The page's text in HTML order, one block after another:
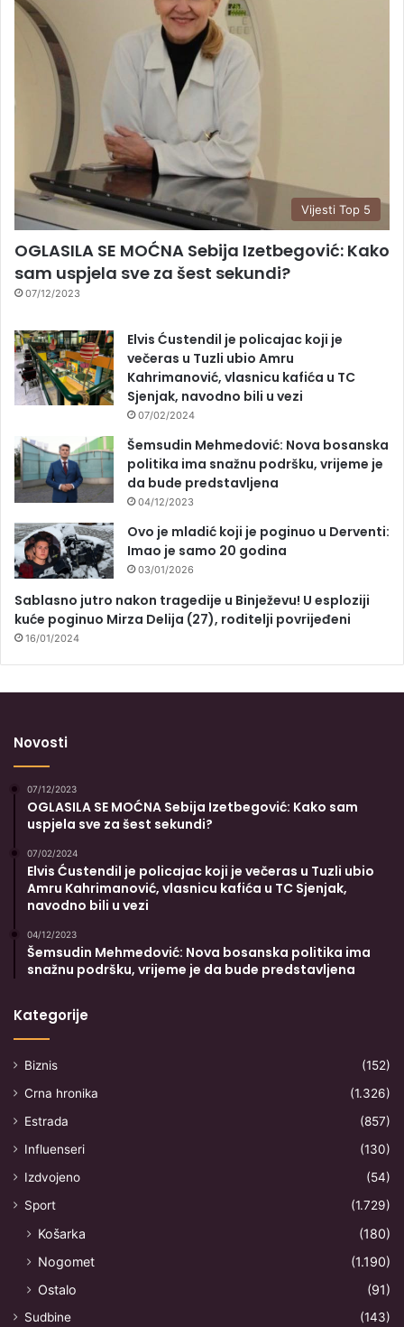
Vijesti Top 5
OGLASILA SE MOĆNA Sebija Izetbegović: Kako
sam uspjela sve za šest sekundi?
07/12/2023
Elvis Ćustendil je policajac koji je
večeras u Tuzli ubio Amru
Kahrimanović, vlasnicu kafića u TC
Sjenjak, navodno bili u vezi
07/02/2024
Šemsudin Mehmedović: Nova bosanska
politika ima snažnu podršku, vrijeme je
da bude predstavljena
04/12/2023
Ovo je mladić koji je poginuo u Derventi:
Imao je samo 20 godina
03/01/2026
Sablasno jutro nakon tragedije u Binježevu! U esploziji
kuće poginuo Mirza Delija (27), roditelji povrijeđeni
16/01/2024
Novosti
07/12/2023
OGLASILA SE MOĆNA Sebija Izetbegović: Kako sam
uspjela sve za šest sekundi?
07/02/2024
Elvis Ćustendil je policajac koji je večeras u Tuzli ubio
Amru Kahrimanović, vlasnicu kafića u TC Sjenjak,
navodno bili u vezi
04/12/2023
Šemsudin Mehmedović: Nova bosanska politika ima
snažnu podršku, vrijeme je da bude predstavljena
Kategorije
Biznis
(152)
Crna hronika
(1.326)
Estrada
(857)
Influenseri
(130)
Izdvojeno
(54)
Sport
(1.729)
Košarka
(180)
Nogomet
(1.190)
Ostalo
(91)
Sudbine
(143)